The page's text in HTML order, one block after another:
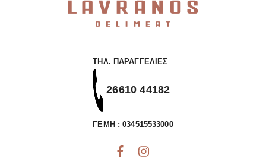
ΤΗΛ. ΠΑΡΑΓΓΕΛΊΕΣ
26610 44182
ΓΕΜΗ : 034515533000